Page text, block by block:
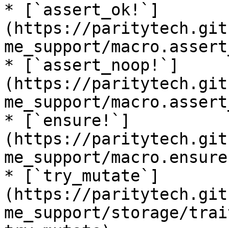
* [`assert_ok!`]
(https://
me_support/
* [`assert_noop!`]
(https://
me_support/
* [`ensure!`]
(https://
me_support/
* [`try_mutate`]
(https://
me_support/storage/